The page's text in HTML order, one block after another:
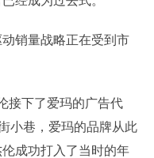
销量战略正在受到市
接下了爱玛的广告代
小巷，爱玛的品牌从此
成功打入了当时的年